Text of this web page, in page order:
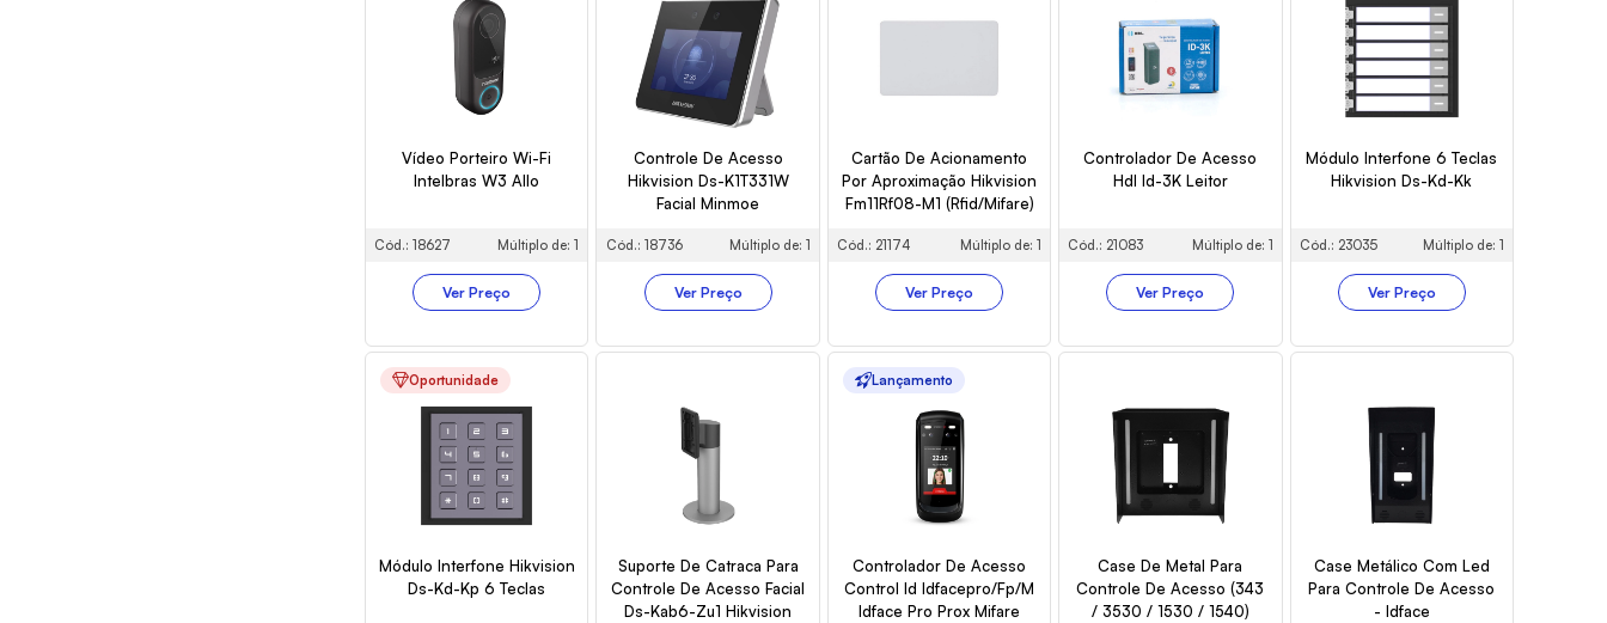
Vídeo Porteiro Wi-Fi
Intelbras W3 Allo
Cód.: 18627 Múltiplo de: 1
Ver Preço
Controle De Acesso
Hikvision Ds-K1T331W
Facial Minmoe
Cód.: 18736 Múltiplo de: 1
Ver Preço
Cartão De Acionamento
Por Aproximação Hikvision
Fm11Rf08-M1 (Rfid/Mifare)
Cód.: 21174 Múltiplo de: 1
Ver Preço
Controlador De Acesso
Hdl Id-3K Leitor
Cód.: 21083 Múltiplo de: 1
Ver Preço
Módulo Interfone 6 Teclas
Hikvision Ds-Kd-Kk
Cód.: 23035 Múltiplo de: 1
Ver Preço
Oportunidade
Módulo Interfone Hikvision
Ds-Kd-Kp 6 Teclas
Suporte De Catraca Para
Controle De Acesso Facial
Ds-Kab6-Zu1 Hikvision
Lançamento
Controlador De Acesso
Control Id Idfacepro/Fp/M
Idface Pro Prox Mifare
Case De Metal Para
Controle De Acesso (343
/ 3530 / 1530 / 1540)
Case Metálico Com Led
Para Controle De Acesso
- Idface